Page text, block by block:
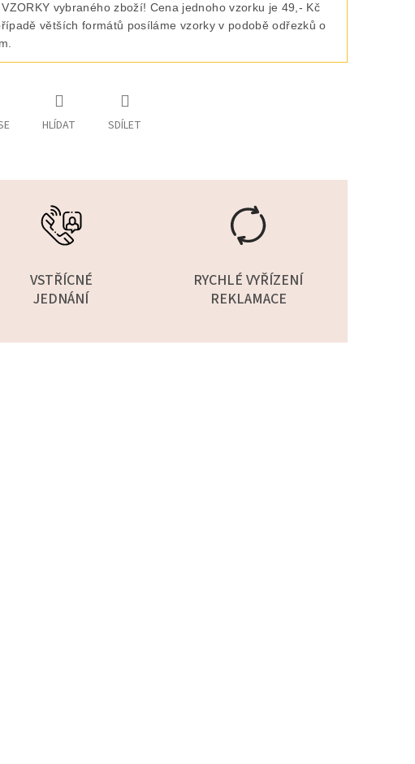
vybraného zboží! Cena jednoho vzorku je 49,- Kč
větších formátů posíláme vzorky v podobě odřezků o
HLÍDAT SDÍLET
VSTŘÍCNÉ
JEDNÁNÍ
RYCHLÉ VYŘÍZENÍ
REKLAMACE